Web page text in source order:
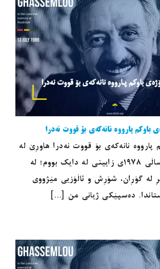
باوکم پارووە نانەکەی بۆ قووت نەدرا
پارووە نانەکەی بۆ قووت نەدرا هاوڕێ لە
مانگی ٨ی ساڵی ١٩٧٨ی زایینی لە دایک بووم؛ لە
لە گۆڕان، شۆڕش و ئاڵۆزیی مێژووی
دەسپێکی ژیانی من [...]